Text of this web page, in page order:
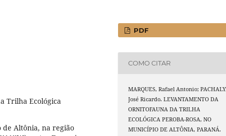
Trilha Ecológica
de Altônia, na região
PDF
COMO CITAR
MARQUES, Rafael Antonio;
José Ricardo. LEVANTAMENTO DA
ORNITOFAUNA DA TRILHA
ECOLÓGICA PEROBA-ROSA, NO
MUNICÍPIO DE ALTÔNIA, PARANÁ.